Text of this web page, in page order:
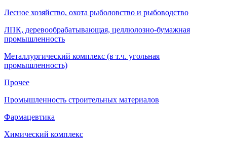
Лесное хозяйство, охота рыболовство и рыбоводство
ЛПК, деревообрабатывающая, целлюлозно-бумажная
промышленность
Металлургический комплекс (в т.ч. угольная
промышленность)
Прочее
Промышленность строительных материалов
Фармацевтика
Химический комплекс